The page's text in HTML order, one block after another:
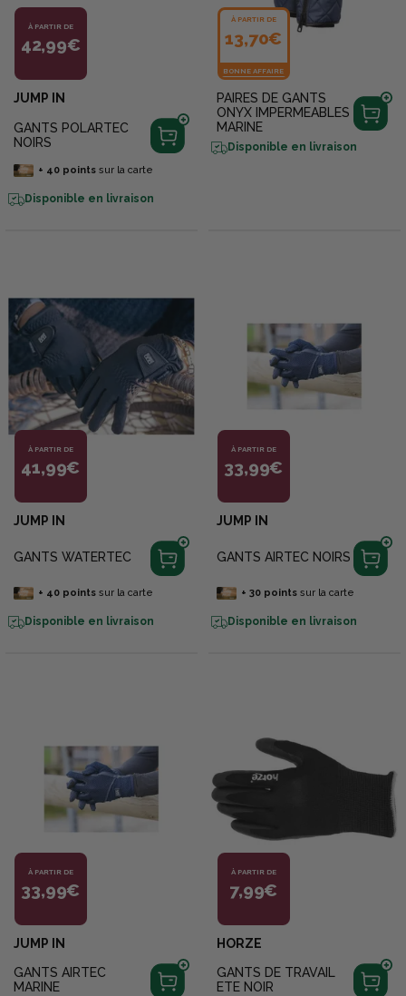
À PARTIR DE
42,99€
JUMP IN
GANTS POLARTEC
NOIRS
+ 40pointssur la carte
Disponible en livraison
À PARTIR DE
13,70€
BONNE AFFAIRE
PAIRES DE GANTS
ONYX IMPERMEABLES
MARINE
Disponible en livraison
À PARTIR DE
41,99€
JUMP IN
GANTS WATERTEC
+ 40pointssur la carte
Disponible en livraison
À PARTIR DE
33,99€
JUMP IN
GANTS AIRTEC NOIRS
+ 30pointssur la carte
Disponible en livraison
À PARTIR DE
33,99€
JUMP IN
GANTS AIRTEC
MARINE
À PARTIR DE
7,99€
HORZE
GANTS DE TRAVAIL
ETE NOIR